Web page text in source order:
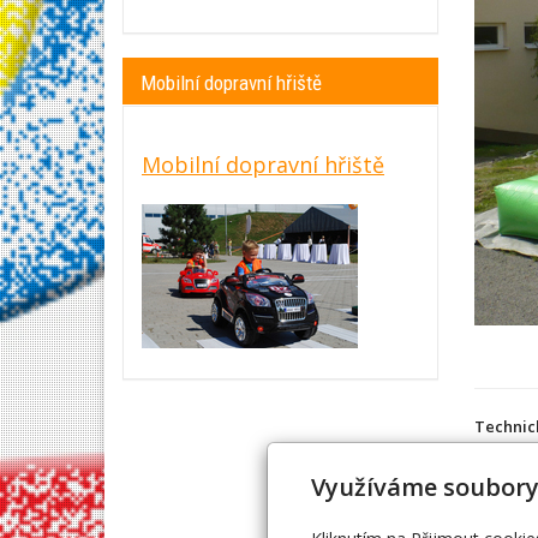
Mobilní dopravní hřiště
Mobilní dopravní hřiště
Využíváme